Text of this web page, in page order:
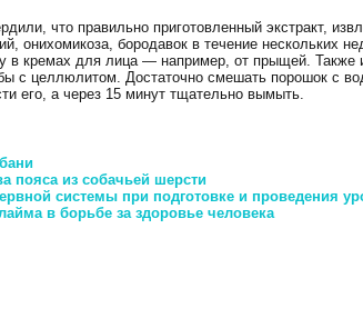
что правильно приготовленный экстракт,
онихомикоза, бородавок в течение нескольких
в кремах для лица — например, от прыщей. Также
с целлюлитом. Достаточно смешать порошок с
его, а через 15 минут тщательно вымыть.
пояса из собачьей шерсти
системы при подготовке и проведения
в борьбе за здоровье человека